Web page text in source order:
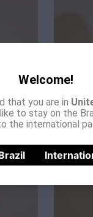
Welcome!
that you are in
to stay on the
the international